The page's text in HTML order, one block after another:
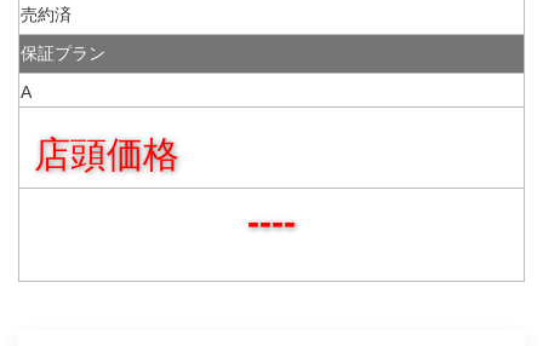
売約済
保証プラン
A
店頭価格
----